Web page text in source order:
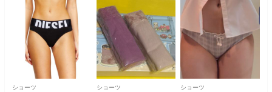
ショーツ ショーツ ショーツ